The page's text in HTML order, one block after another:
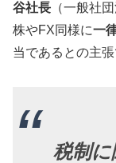
谷社長 （一般社
株やFX同様に一
当であるとの主張
税制